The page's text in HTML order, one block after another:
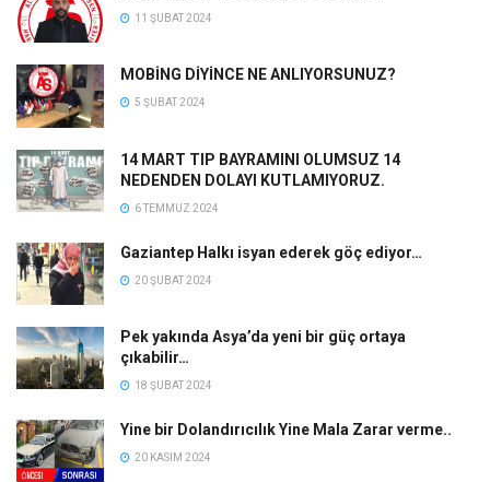
11 ŞUBAT 2024
MOBİNG DİYİNCE NE ANLIYORSUNUZ?
5 ŞUBAT 2024
14 MART TIP BAYRAMINI OLUMSUZ 14
NEDENDEN DOLAYI KUTLAMIYORUZ.
6 TEMMUZ 2024
Gaziantep Halkı isyan ederek göç ediyor…
20 ŞUBAT 2024
Pek yakında Asya’da yeni bir güç ortaya
çıkabilir…
18 ŞUBAT 2024
Yine bir Dolandırıcılık Yine Mala Zarar verme..
20 KASIM 2024